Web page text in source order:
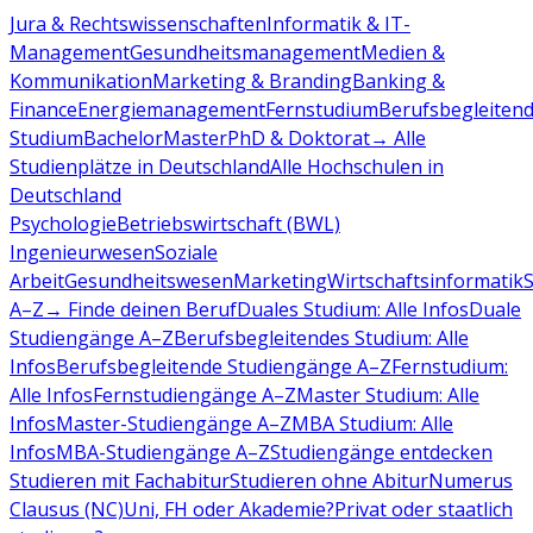
Jura & RechtswissenschaftenInformatik & IT-
ManagementGesundheitsmanagementMedien &
KommunikationMarketing & BrandingBanking &
FinanceEnergiemanagementFernstudiumBerufsbegleitend
StudiumBachelorMasterPhD & Doktorat→ Alle
Studienplätze in DeutschlandAlle Hochschulen in
Deutschland
PsychologieBetriebswirtschaft (BWL)
IngenieurwesenSoziale
ArbeitGesundheitswesenMarketingWirtschaftsinformatik
A–Z→ Finde deinen BerufDuales Studium: Alle InfosDuale
Studiengänge A–ZBerufsbegleitendes Studium: Alle
InfosBerufsbegleitende Studiengänge A–ZFernstudium:
Alle InfosFernstudiengänge A–ZMaster Studium: Alle
InfosMaster-Studiengänge A–ZMBA Studium: Alle
InfosMBA-Studiengänge A–ZStudiengänge entdecken
Studieren mit FachabiturStudieren ohne AbiturNumerus
Clausus (NC)Uni, FH oder Akademie?Privat oder staatlich